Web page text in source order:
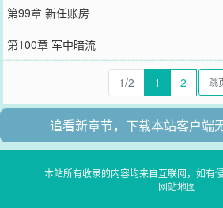
第99章 新任账房
第100章 军中暗流
1/2 1 2
追看新章节，下载本站客户端
本站所有收录的内容均来自互联网，如有
网站地图